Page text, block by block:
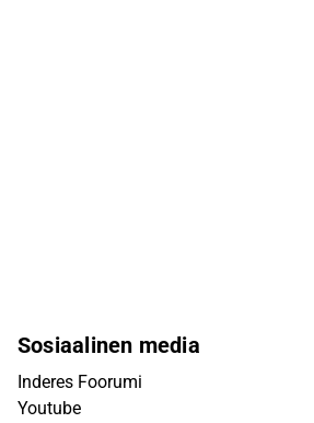
Sosiaalinen media
Inderes Foorumi
Youtube